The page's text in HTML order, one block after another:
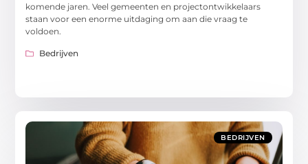
komende jaren. Veel gemeenten en projectontwikkelaars
staan voor een enorme uitdaging om aan die vraag te
voldoen.
Bedrijven
BEDRIJVEN